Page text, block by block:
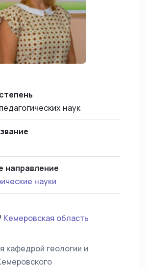
наук
направление
науки
Кемеровская область
кафедрой геологии и